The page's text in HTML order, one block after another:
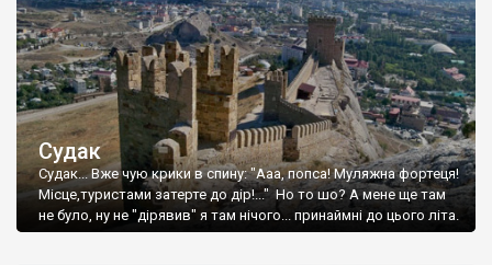
Судак
Судак... Вже чую крики в спину: "Ааа, попса! Муляжна фортеця!
Місце,туристами затерте до дір!..." Но то шо? А мене ще там
не було, ну не "дірявив" я там нічого... принаймні до цього літа.